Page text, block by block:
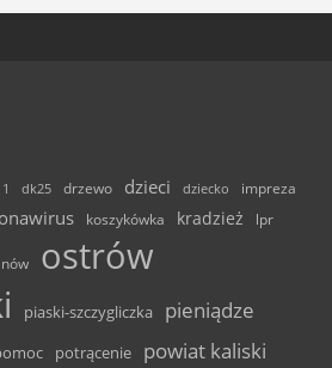
dk25 drzewo dzieci dziecko
impreza
koszykówka kradzież lpr
ostrów
piaski-szczygliczka pieniądze
potrącenie powiat kaliski